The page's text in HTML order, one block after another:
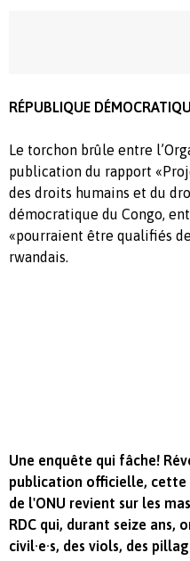
RÉPUBLIQUE
Le torchon brûle entre
publication du rapport
des droits humains et du
démocratique du Congo,
«pourraient être qualifiés
rwandais.
Une enquête qui fâche!
publication officielle, cette
de l'ONU revient sur les
RDC qui, durant seize ans,
civil·e·s, des viols, des